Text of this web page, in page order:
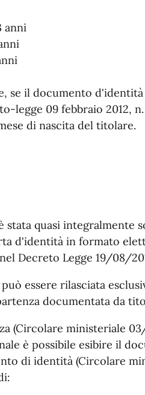
anni
se il documento
legge 09 febbraio 2012,
di nascita del titolare.
stata quasi integralmente
d'identità in formato
Decreto Legge 19/08/
essere rilasciata
documentata da
(Circolare ministeriale
è possibile esibire il
di identità (Circolare